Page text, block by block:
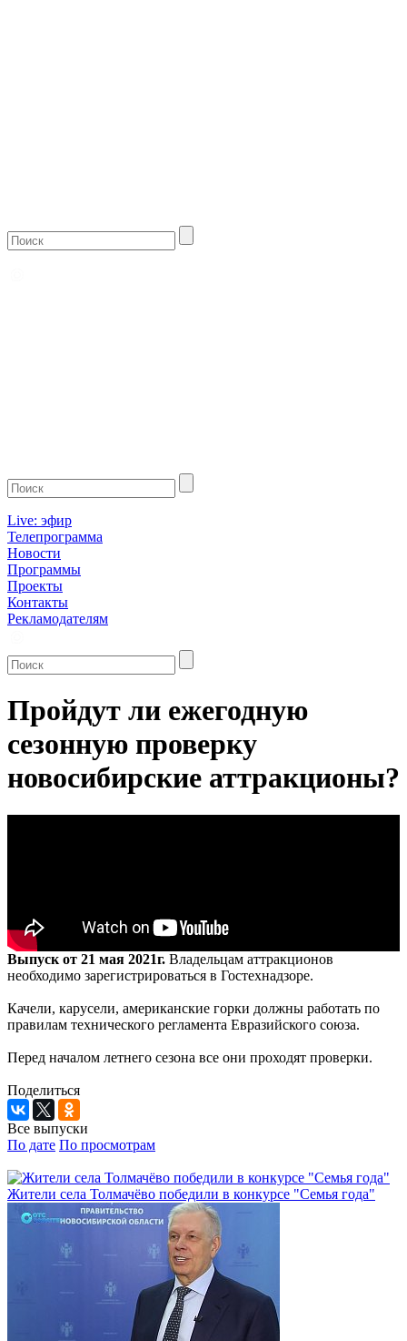
Live: эфир
Телепрограмма
Новости
Программы
Проекты
Контакты
Рекламодателям
Пройдут ли ежегодную
сезонную проверку
новосибирские аттракционы?
Выпуск от 21 мая 2021г. Владельцам аттракционов
необходимо зарегистрироваться в Гостехнадзоре.
Качели, карусели, американские горки должны работать по
правилам технического регламента Евразийского союза.
Перед началом летнего сезона все они проходят проверки.
Поделиться
Все выпуски
По дате По просмотрам
Жители села Толмачёво победили в конкурсе "Семья года"